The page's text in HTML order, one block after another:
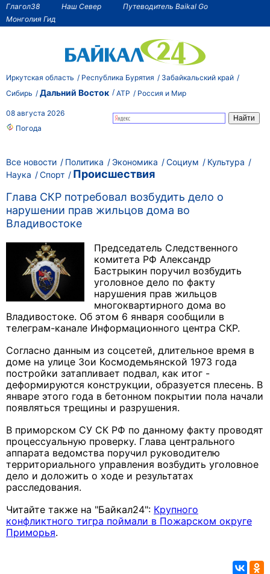
Глагол38 Наш Север
Путеводитель Baikal Go
Монголия Гид
Иркутская область Республика Бурятия
Забайкальский край
Сибирь
Дальний Восток АТР Россия и Мир
08 августа 2026
Погода
Все новости Политика Экономика Социум
Культура
Наука
Спорт
Происшествия
Глава СКР потребовал возбудить дело о
нарушении прав жильцов дома во
Владивостоке
Председатель Следственного
комитета РФ Александр
Бастрыкин поручил возбудить
уголовное дело по факту
нарушения прав жильцов
многоквартирного дома во
Владивостоке. Об этом 6 января сообщили в
телеграм-канале Информационного центра СКР.
Согласно данным из соцсетей, длительное время в
доме на улице Зои Космодемьянской 1973 года
постройки затапливает подвал, как итог -
деформируются конструкции, образуется плесень. В
январе этого года в бетонном покрытии пола начали
появляться трещины и разрушения.
В приморском СУ СК РФ по данному факту проводят
процессуальную проверку. Глава центрального
аппарата ведомства поручил руководителю
территориального управления возбудить уголовное
дело и доложить о ходе и результатах
расследования.
Читайте также на "Байкал24": Крупного
конфликтного тигра поймали в Пожарском округе
Приморья.